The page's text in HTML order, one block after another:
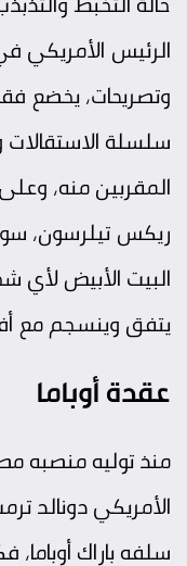
الرئيس الأمريكي
وتصريحات، يخضع
سلسلة الاستقالات
المقربين منه،
ريكس تيلرسون،
البيت الأبيض
يتفق وينسجم مع
عقدة أوباما
الأمريكي دونالد
سلفه باراك أوباما،